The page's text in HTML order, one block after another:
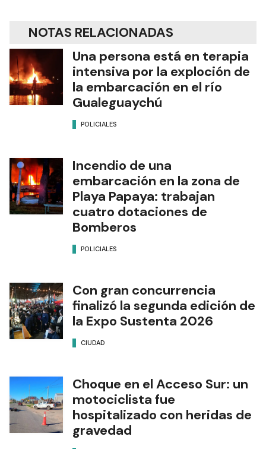
NOTAS RELACIONADAS
Una persona está en terapia
intensiva por la exploción de
la embarcación en el río
Gualeguaychú
POLICIALES
Incendio de una
embarcación en la zona de
Playa Papaya: trabajan
cuatro dotaciones de
Bomberos
POLICIALES
Con gran concurrencia
finalizó la segunda edición de
la Expo Sustenta 2026
CIUDAD
Choque en el Acceso Sur: un
motociclista fue
hospitalizado con heridas de
gravedad